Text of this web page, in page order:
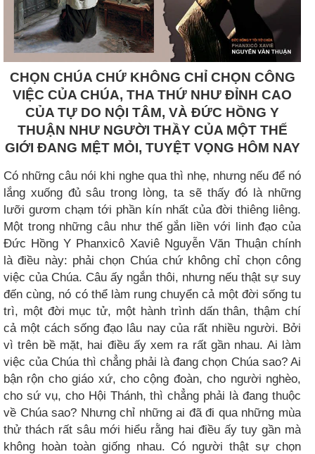
CHỌN CHÚA CHỨ KHÔNG CHỈ CHỌN CÔNG
VIỆC CỦA CHÚA, THA THỨ NHƯ ĐỈNH CAO
CỦA TỰ DO NỘI TÂM, VÀ ĐỨC HỒNG Y
THUẬN NHƯ NGƯỜI THẦY CỦA MỘT THẾ
GIỚI ĐANG MỆT MỎI, TUYỆT VỌNG HÔM NAY
Có những câu nói khi nghe qua thì nhẹ, nhưng nếu để nó
lắng xuống đủ sâu trong lòng, ta sẽ thấy đó là những
lưỡi gươm chạm tới phần kín nhất của đời thiêng liêng.
Một trong những câu như thế gắn liền với linh đạo của
Đức Hồng Y Phanxicô Xaviê Nguyễn Văn Thuận chính
là điều này: phải chọn Chúa chứ không chỉ chọn công
việc của Chúa. Câu ấy ngắn thôi, nhưng nếu thật sự suy
đến cùng, nó có thể làm rung chuyển cả một đời sống tu
trì, một đời mục tử, một hành trình dấn thân, thậm chí
cả một cách sống đạo lâu nay của rất nhiều người. Bởi
vì trên bề mặt, hai điều ấy xem ra rất gần nhau. Ai làm
việc của Chúa thì chẳng phải là đang chọn Chúa sao? Ai
bận rộn cho giáo xứ, cho cộng đoàn, cho người nghèo,
cho sứ vụ, cho Hội Thánh, thì chẳng phải là đang thuộc
về Chúa sao? Nhưng chỉ những ai đã đi qua những mùa
thử thách rất sâu mới hiểu rằng hai điều ấy tuy gần mà
không hoàn toàn giống nhau. Có người thật sự chọn